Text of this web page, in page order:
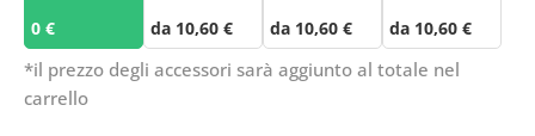
0 € da 10,60 € da 10,60 € da 10,60 €
*il prezzo degli accessori sarà aggiunto al totale nel
carrello